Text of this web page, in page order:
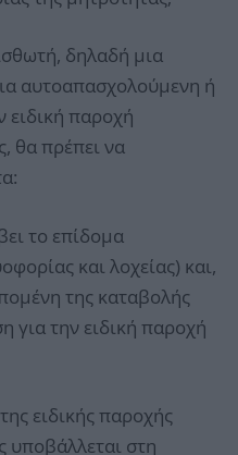
δηλαδή μια
αυτοαπασχολούμενη ή
ειδική παροχή
θα πρέπει να
το επίδομα
και λοχείας) και,
της καταβολής
για την ειδική παροχή
ειδικής παροχής
υποβάλλεται στη